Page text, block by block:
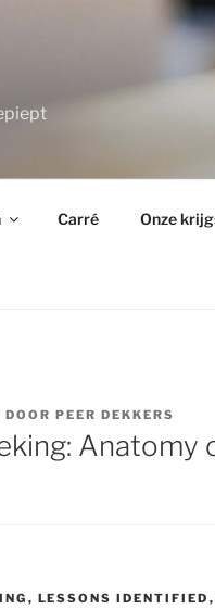
Carré Onze
DOOR PEER DEKKERS
Anatomy
, LESSONS IDENTIFIED ,